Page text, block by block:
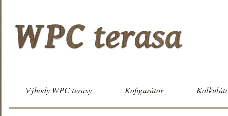
Výhody WPC terasy Kofigurátor